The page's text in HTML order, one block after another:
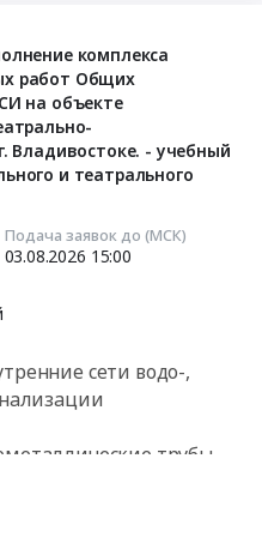
контрольно-
комплекса
работ Общих
на объекте
Владивостоке. - учебный
и театрального
Подача заявок до (МСК)
03.08.2026 15:00
сети водо-,
трубы